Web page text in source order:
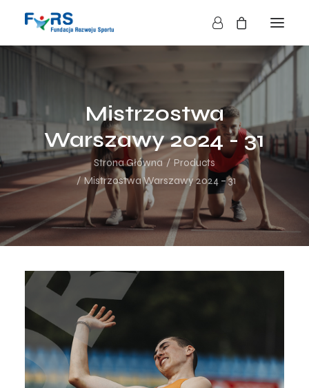
O FUNDACJI
DZIAŁALNOŚĆ
BLOG
KONTAKT
SKLEP
NASZE AKCJE
Mistrzostwa
Warszawy 2024 - 31
Strona Główna
Products
Mistrzostwa Warszawy 2024 – 31